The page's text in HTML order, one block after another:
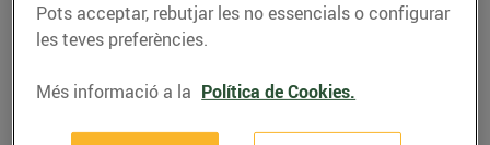
Pots acceptar, rebutjar les no essencials o configurar
les teves preferències.
Més informació a la Política de Cookies.